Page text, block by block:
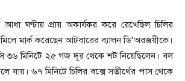
আধা ঘণ্টায় প্রায় অকার্যকর করে রেখেছিল চিলির
মার্ক করেছেন আটবারের ব্যালন ডি’অরজয়ীকে।
৩৬ মিনিটে ২৫ গজ দূর থেকে শট নিয়েছিলেন। বল
যায়। ৬৭ মিনিটে চিলির বক্সে সতীর্থের পাস থেকে